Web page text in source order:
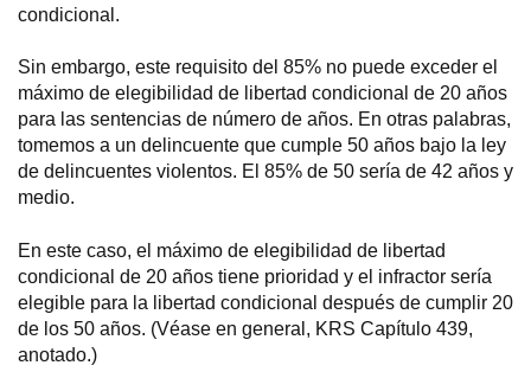
condicional.
Sin embargo, este requisito del 85% no puede exceder el
máximo de elegibilidad de libertad condicional de 20 años
para las sentencias de número de años. En otras palabras,
tomemos a un delincuente que cumple 50 años bajo la ley
de delincuentes violentos. El 85% de 50 sería de 42 años y
medio.
En este caso, el máximo de elegibilidad de libertad
condicional de 20 años tiene prioridad y el infractor sería
elegible para la libertad condicional después de cumplir 20
de los 50 años. (Véase en general, KRS Capítulo 439,
anotado.)